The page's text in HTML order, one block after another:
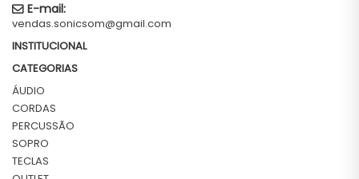
E-mail:
vendas.sonicsom@gmail.com
INSTITUCIONAL
CATEGORIAS
ÁUDIO
CORDAS
PERCUSSÃO
SOPRO
TECLAS